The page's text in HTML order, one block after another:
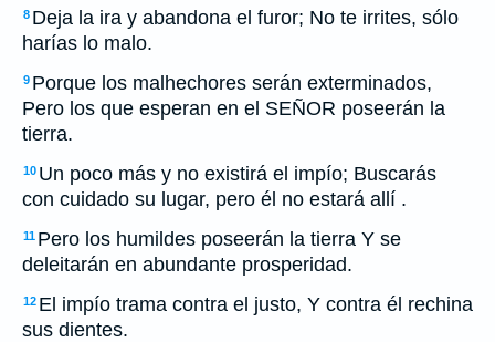
8 Deja la ira y abandona el furor; No te irrites, sólo
harías lo malo.
9 Porque los malhechores serán exterminados,
Pero los que esperan en el SEÑOR poseerán la
tierra.
10 Un poco más y no existirá el impío; Buscarás
con cuidado su lugar, pero él no estará allí .
11 Pero los humildes poseerán la tierra Y se
deleitarán en abundante prosperidad.
12 El impío trama contra el justo, Y contra él rechina
sus dientes.